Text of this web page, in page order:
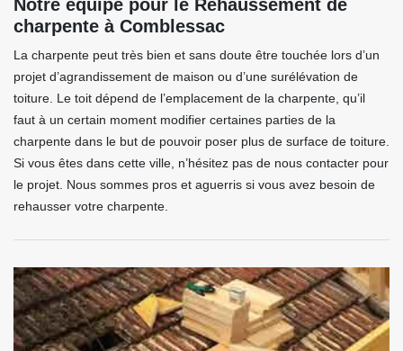
Notre équipe pour le Rehaussement de
charpente à Comblessac
La charpente peut très bien et sans doute être touchée lors d’un
projet d’agrandissement de maison ou d’une surélévation de
toiture. Le toit dépend de l’emplacement de la charpente, qu’il
faut à un certain moment modifier certaines parties de la
charpente dans le but de pouvoir poser plus de surface de toiture.
Si vous êtes dans cette ville, n’hésitez pas de nous contacter pour
le projet. Nous sommes pros et aguerris si vous avez besoin de
rehausser votre charpente.